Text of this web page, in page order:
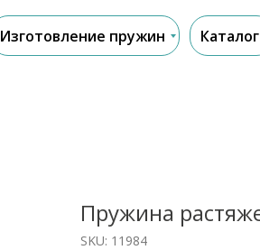
Изготовление пружин Каталог
Пружина
SKU: 11984